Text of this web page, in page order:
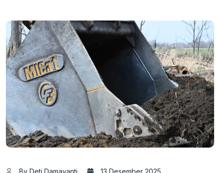
By Deti Damayanti 13 Desember 2025